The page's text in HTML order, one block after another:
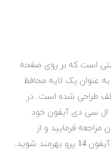
است که بر روی صفحه
عنوان یک لایه محافظ
طراحی شده است. در
سی دی آیفون خود
مراجعه فرمایید و از
شوید.